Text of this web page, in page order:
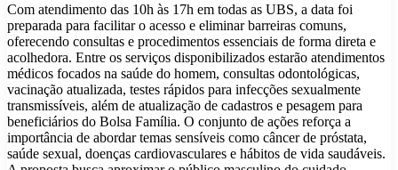
Com atendimento das 10h às 17h em todas as UBS, a data foi
preparada para facilitar o acesso e eliminar barreiras comuns,
oferecendo consultas e procedimentos essenciais de forma direta e
acolhedora. Entre os serviços disponibilizados estarão atendimentos
médicos focados na saúde do homem, consultas odontológicas,
vacinação atualizada, testes rápidos para infecções sexualmente
transmissíveis, além de atualização de cadastros e pesagem para
beneficiários do Bolsa Família. O conjunto de ações reforça a
importância de abordar temas sensíveis como câncer de próstata,
saúde sexual, doenças cardiovasculares e hábitos de vida saudáveis.